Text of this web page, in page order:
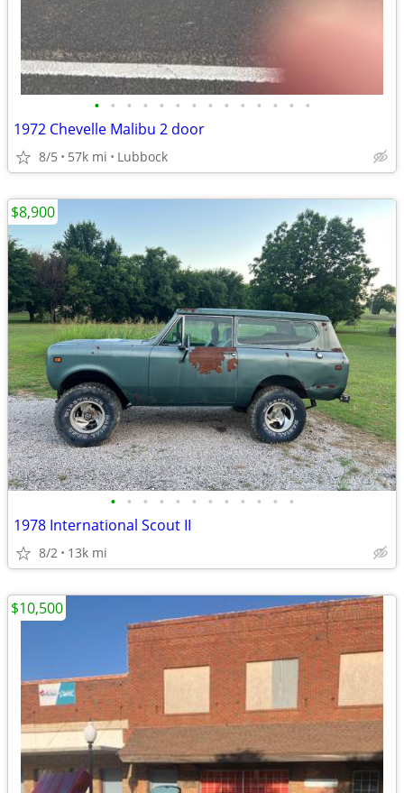
• • • • • • • • • • • • • •
1972 Chevelle Malibu 2 door
8/5 57k mi Lubbock
• • • • • • • • • • • •
1978 International Scout II
8/2 13k mi
$8,900
$10,500